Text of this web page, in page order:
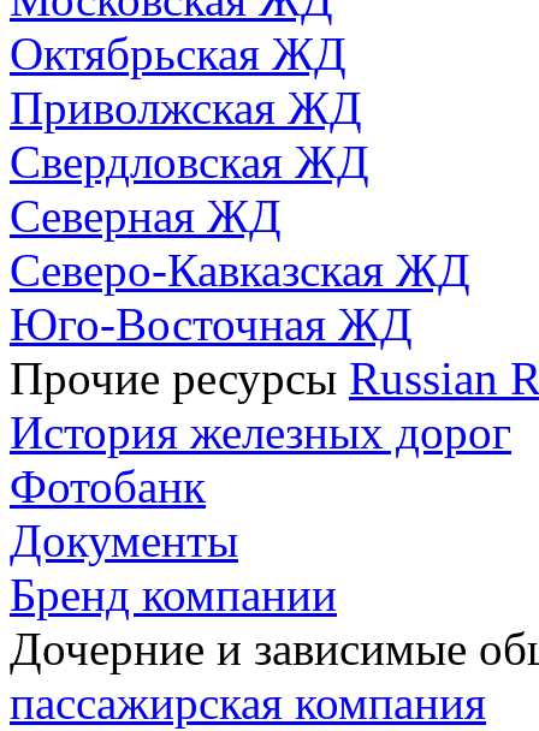
Октябрьская ЖД
Приволжская ЖД
Свердловская ЖД
Северная ЖД
Северо-Кавказская ЖД
Юго-Восточная ЖД
Прочие ресурсы Russian
История железных дорог
Фотобанк
Документы
Бренд компании
Дочерние и зависимые
пассажирская компания